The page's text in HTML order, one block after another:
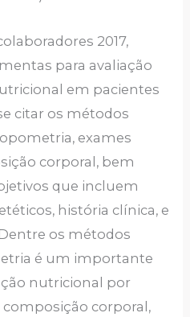
2017,
para avaliação
em pacientes
citar os métodos
exames
corporal, bem
que incluem
história clínica, e
os métodos
é um importante
nutricional por
corporal,